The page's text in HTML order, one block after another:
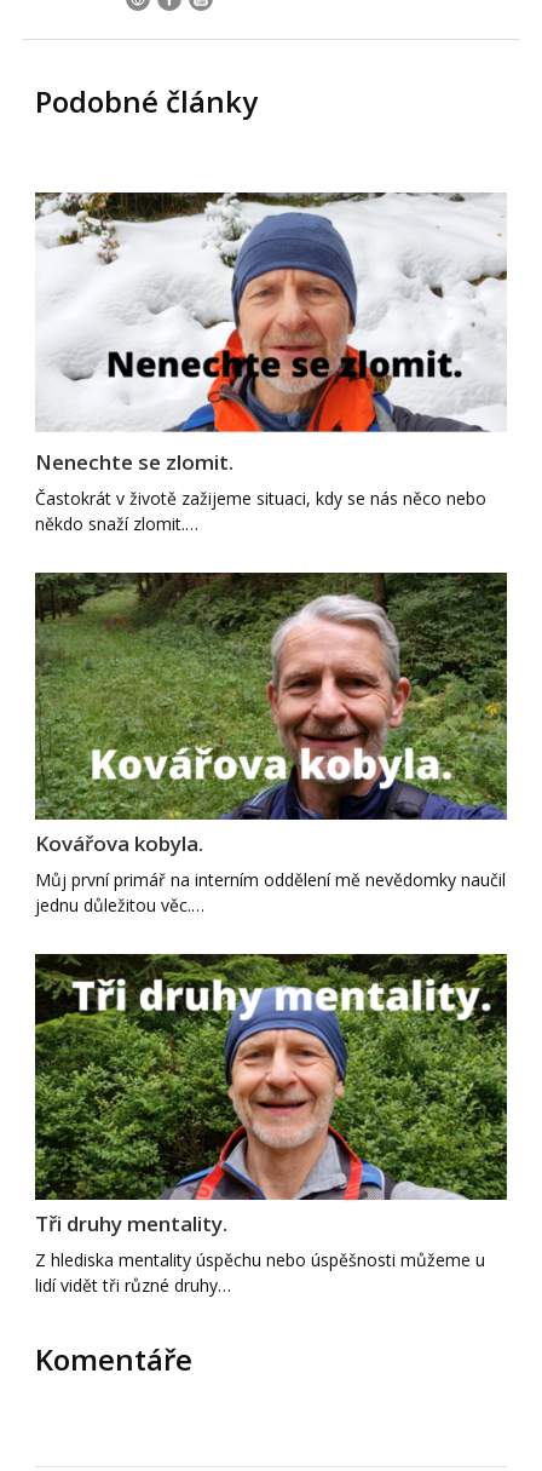
Podobné články
Nenechte se zlomit.
Častokrát v životě zažijeme situaci, kdy se nás něco nebo
někdo snaží zlomit.…
Kovářova kobyla.
Můj první primář na interním oddělení mě nevědomky naučil
jednu důležitou věc.…
Tři druhy mentality.
Z hlediska mentality úspěchu nebo úspěšnosti můžeme u
lidí vidět tři různé druhy…
Komentáře